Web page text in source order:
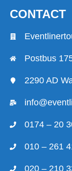
CONTACT
Postbus
2290 AD
0174 – 20
010 – 261
020 – 210